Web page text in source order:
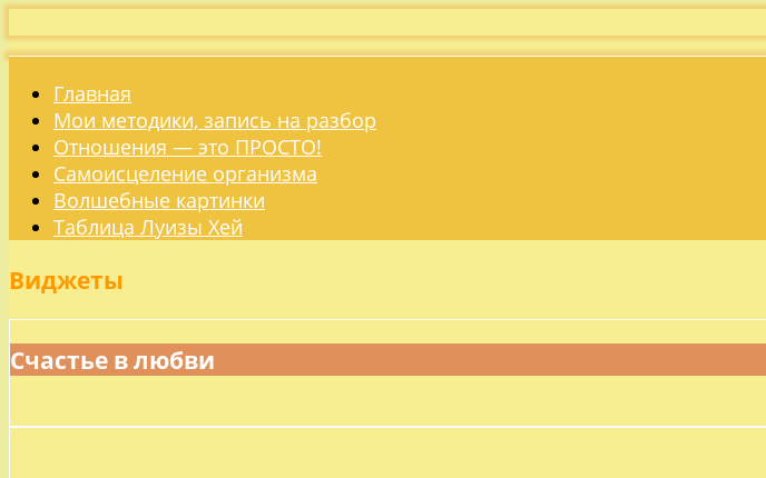
Главная
Мои методики, запись на разбор
Отношения — это ПРОСТО!
Самоисцеление организма
Волшебные картинки
Таблица Луизы Хей
Виджеты
Счастье в любви